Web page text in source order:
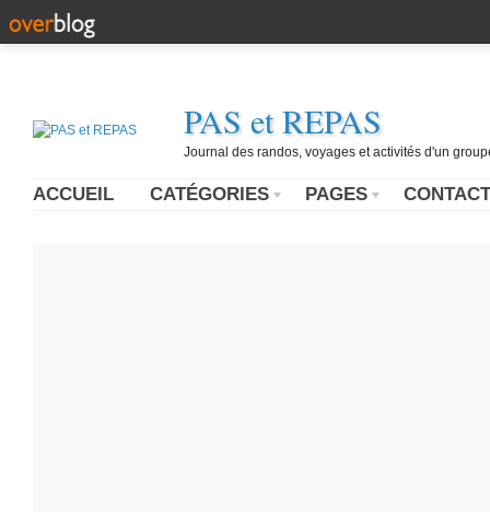
PAS et REPAS
Journal des randos, voyages et activités d'un
ACCUEIL CATÉGORIES PAGES CONTACT